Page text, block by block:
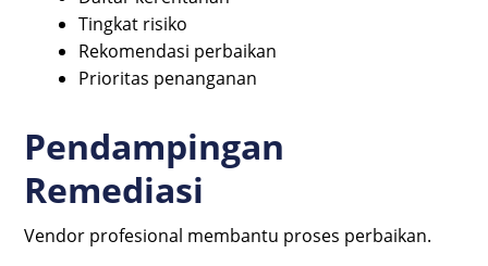
Tingkat risiko
Rekomendasi perbaikan
Prioritas penanganan
Pendampingan
Remediasi
Vendor profesional membantu proses perbaikan.